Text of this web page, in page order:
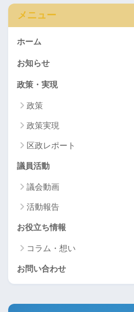
メニュー
ホーム
お知らせ
政策・実現
政策
政策実現
区政レポート
議員活動
議会動画
活動報告
お役立ち情報
コラム・想い
お問い合わせ